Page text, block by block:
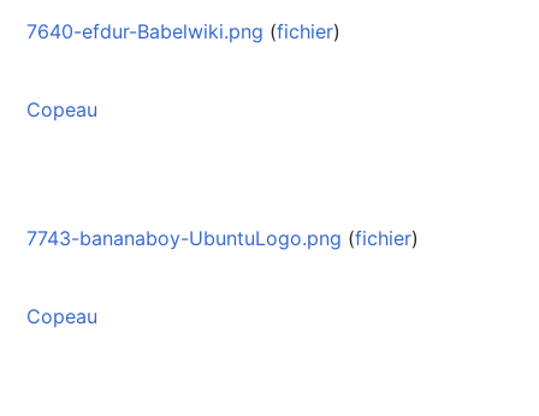
7640-efdur-Babelwiki.png (fichier)
Copeau
7743-bananaboy-UbuntuLogo.png (fichier)
Copeau